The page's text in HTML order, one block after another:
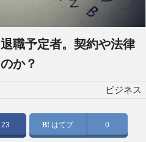
職予定者。契約や法律
か？
ビジネス
23 はてブ 0